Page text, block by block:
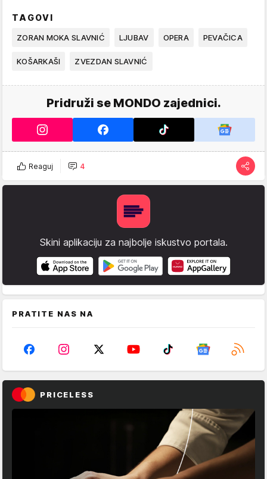
TAGOVI
ZORAN MOKA SLAVNIĆ LJUBAV OPERA PEVAČICA
KOŠARKAŠI ZVEZDAN SLAVNIĆ
Pridruži se MONDO zajednici.
Reaguj 4
Skini aplikaciju za najbolje iskustvo portala.
PRATITE NAS NA
PRICELESS